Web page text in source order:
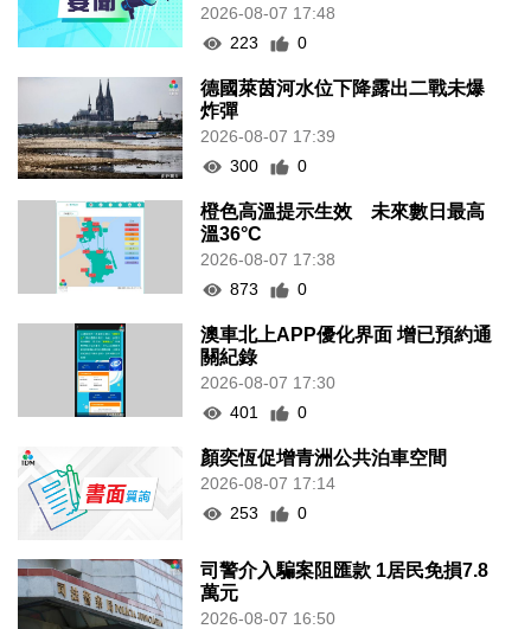
2026-08-07 17:48
223
0
德國萊茵河水位下降露出二戰未爆
炸彈
2026-08-07 17:39
300
0
橙色高溫提示生效 未來數日最高
溫36°C
2026-08-07 17:38
873
0
澳車北上APP優化界面 增已預約通
關紀錄
2026-08-07 17:30
401
0
顏奕恆促增青洲公共泊車空間
2026-08-07 17:14
253
0
司警介入騙案阻匯款 1居民免損7.8
萬元
2026-08-07 16:50